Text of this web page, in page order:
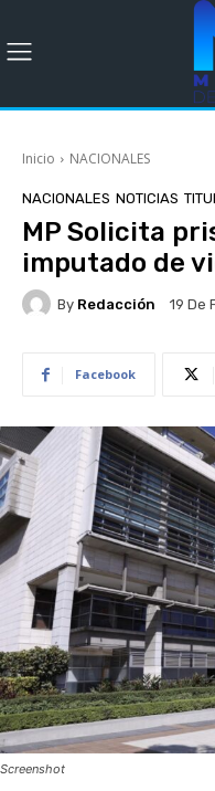
Inicio NACIONALES
NACIONALES NOTICIAS
MP Solicita
imputado de
By Redacción 19 De
Facebook
Screenshot